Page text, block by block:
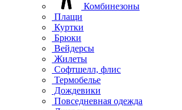
Комбинезоны
Плащи
Куртки
Брюки
Вейдерсы
Жилеты
Софтшелл, флис
Термобелье
Дождевики
Повседневная одежда